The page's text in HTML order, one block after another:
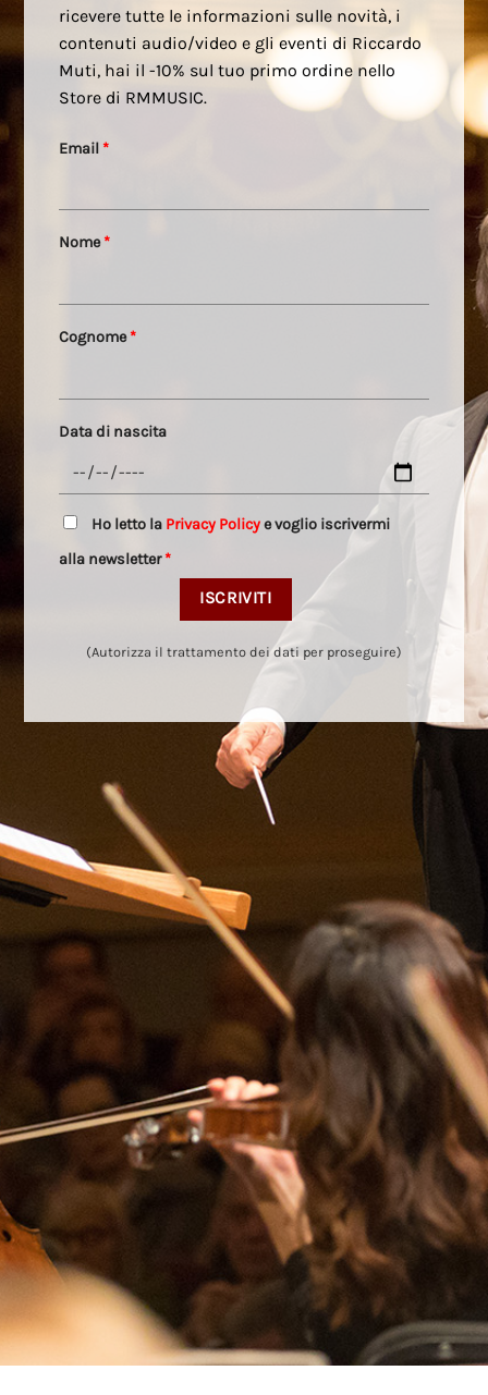
ricevere tutte le informazioni sulle novità, i
contenuti audio/video e gli eventi di Riccardo
Muti, hai il -10% sul tuo primo ordine nello
Store di RMMUSIC.
Email*
Nome*
Cognome*
Data di nascita
Ho letto la Privacy Policye voglio iscrivermi
alla newsletter*
(Autorizza il trattamento dei dati per proseguire)